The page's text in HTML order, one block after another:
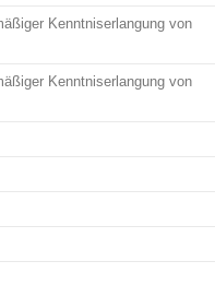
Kenntniserlangung von
Kenntniserlangung von